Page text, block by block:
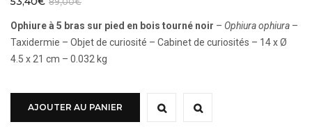
Ophiure à 5 bras sur pied en bois tourné noir – Ophiura ophiura –
Taxidermie – Objet de curiosité – Cabinet de curiosités – 14 x Ø
4.5 x 21 cm – 0.032 kg
AJOUTER AU PANIER